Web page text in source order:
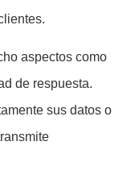
aspectos como
de respuesta.
sus datos o